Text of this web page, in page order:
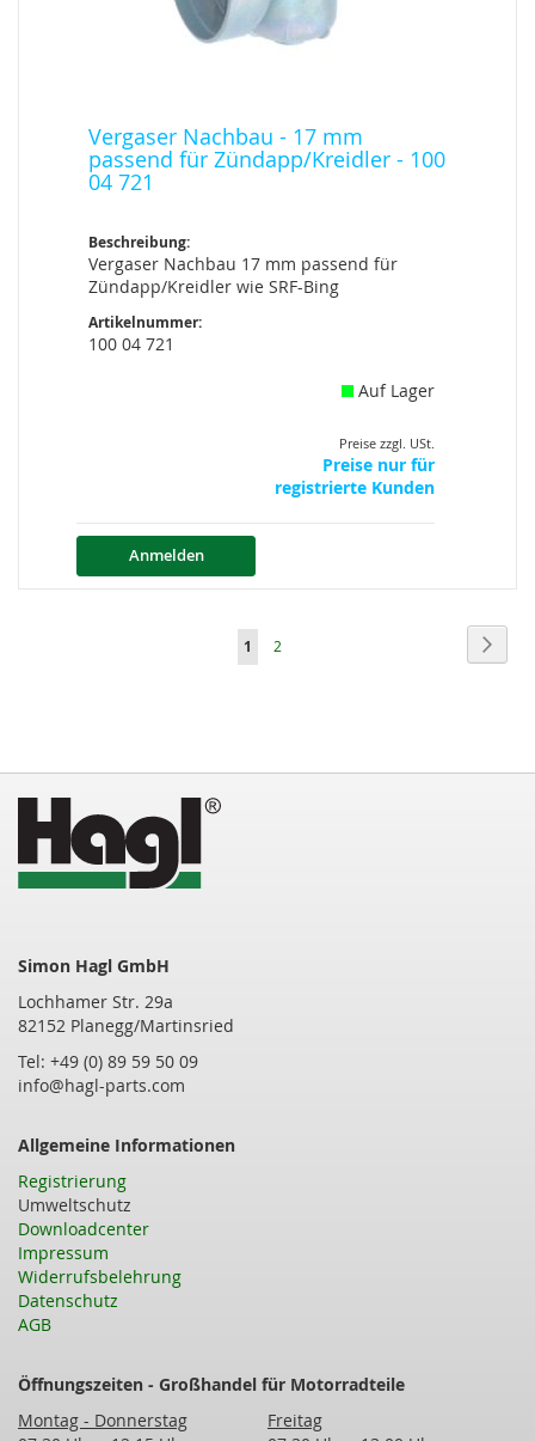
Vergaser Nachbau - 17 mm
passend für Zündapp/Kreidler - 100
04 721
Beschreibung:
Vergaser Nachbau 17 mm passend für
Zündapp/Kreidler wie SRF-Bing
Artikelnummer:
100 04 721
Auf Lager
Preise zzgl. USt.
Preise nur für
registrierte Kunden
Anmelden
Seite
Sie
1 Seite
2
Simon Hagl GmbH
Lochhamer Str. 29a
82152 Planegg/Martinsried
Tel: +49 (0) 89 59 50 09
info@hagl-parts.com
Allgemeine Informationen
Registrierung
Umweltschutz
Downloadcenter
Impressum
Widerrufsbelehrung
Datenschutz
AGB
Öffnungszeiten - Großhandel für Motorradteile
Montag - Donnerstag
Freitag